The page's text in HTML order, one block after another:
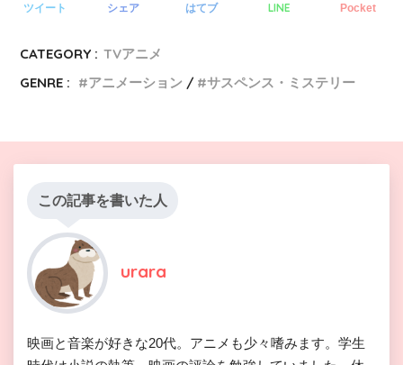
ツイート シェア はてブ LINE Pocket
CATEGORY : TVアニメ
GENRE :
アニメーション サスペンス・ミステリー
この記事を書いた人
urara
映画と音楽が好きな20代。アニメも少々嗜みます。学生